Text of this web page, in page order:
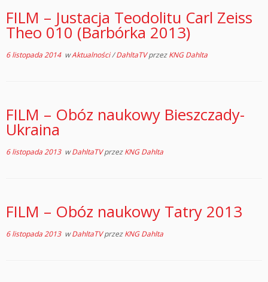
FILM – Justacja Teodolitu Carl Zeiss
Theo 010 (Barbórka 2013)
6 listopada 2014wAktualności/DahltaTVprzezKNG Dahlta
FILM – Obóz naukowy Bieszczady-
Ukraina
6 listopada 2013wDahltaTVprzezKNG Dahlta
FILM – Obóz naukowy Tatry 2013
6 listopada 2013wDahltaTVprzezKNG Dahlta